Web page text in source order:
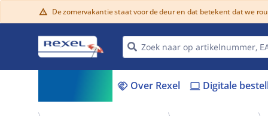
warning De zomervakantie staat voor de deur en dat betekent dat we
handshake Over Rexel laptop Digitale